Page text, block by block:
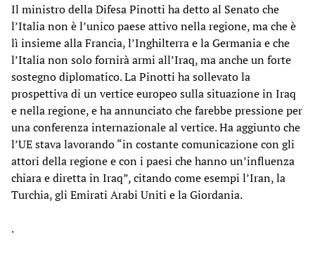
Il ministro della Difesa Pinotti ha detto al Senato che
l’Italia non è l’unico paese attivo nella regione, ma che è
lì insieme alla Francia, l’Inghilterra e la Germania e che
l’Italia non solo fornirà armi all’Iraq, ma anche un forte
sostegno diplomatico. La Pinotti ha sollevato la
prospettiva di un vertice europeo sulla situazione in Iraq
e nella regione, e ha annunciato che farebbe pressione per
una conferenza internazionale al vertice. Ha aggiunto che
l’UE stava lavorando “in costante comunicazione con gli
attori della regione e con i paesi che hanno un’influenza
chiara e diretta in Iraq”, citando come esempi l’Iran, la
Turchia, gli Emirati Arabi Uniti e la Giordania.
.